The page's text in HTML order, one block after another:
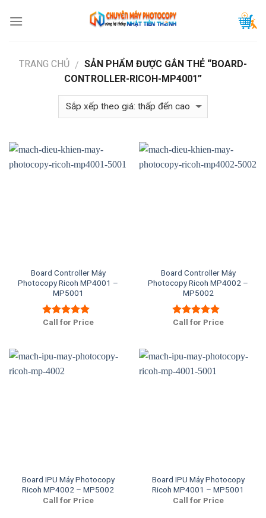
TRANG CHỦ / SẢN PHẨM ĐƯỢC GẮN THẺ “BOARD-
CONTROLLER-RICOH-MP4001”
Board Controller Máy
Photocopy Ricoh MP4001 –
MP5001
Được xếp
Call for Price
Board Controller Máy
Photocopy Ricoh MP4002 –
MP5002
Được xếp
Call for Price
Board IPU Máy Photocopy
Ricoh MP4002 – MP5002
Call for Price
Board IPU Máy Photocopy
Ricoh MP4001 – MP5001
Call for Price